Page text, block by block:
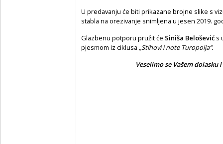
U predavanju će biti prikazane brojne slike s
stabla na orezivanje snimljena u jesen 2019.
Glazbenu potporu pružit će Siniša Belošević s
pjesmom iz ciklusa „Stihovi i note Turopolja“.
Veselimo se Vašem